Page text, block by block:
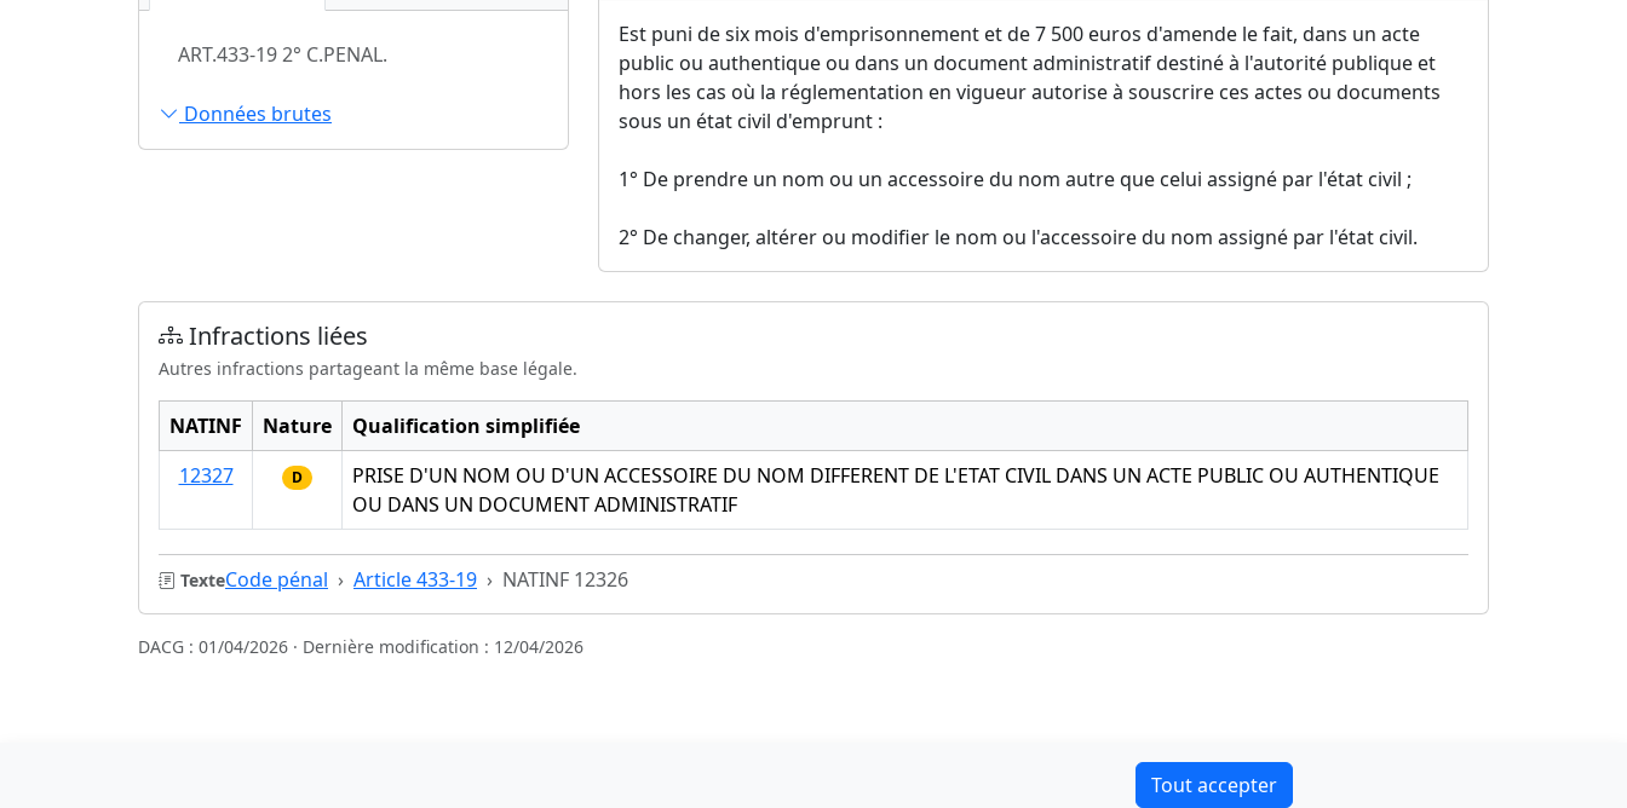
ART.433-19 2° C.PENAL.
Données brutes
Est puni de six mois d'emprisonnement et de 7 500 euros d'amende le fait, dans un acte
public ou authentique ou dans un document administratif destiné à l'autorité publique et
hors les cas où la réglementation en vigueur autorise à souscrire ces actes ou documents
sous un état civil d'emprunt :
1° De prendre un nom ou un accessoire du nom autre que celui assigné par l'état civil ;
2° De changer, altérer ou modifier le nom ou l'accessoire du nom assigné par l'état civil.
Infractions liées
Autres infractions partageant la même base légale.
NATINF Nature
Qualification simplifiée
12327
D
PRISE D'UN NOM OU D'UN ACCESSOIRE DU NOM DIFFERENT DE L'ETAT CIVIL DANS UN ACTE PUBLIC OU AUTHENTIQUE
OU DANS UN DOCUMENT ADMINISTRATIF
TexteCode pénal Article 433-19 NATINF 12326
DACG : 01/04/2026 · Dernière modification : 12/04/2026
Tout accepter